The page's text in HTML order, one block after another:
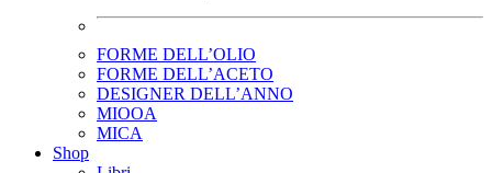
FORME DELL’OLIO
FORME DELL’ACETO
DESIGNER DELL’ANNO
MIOOA
MICA
Shop